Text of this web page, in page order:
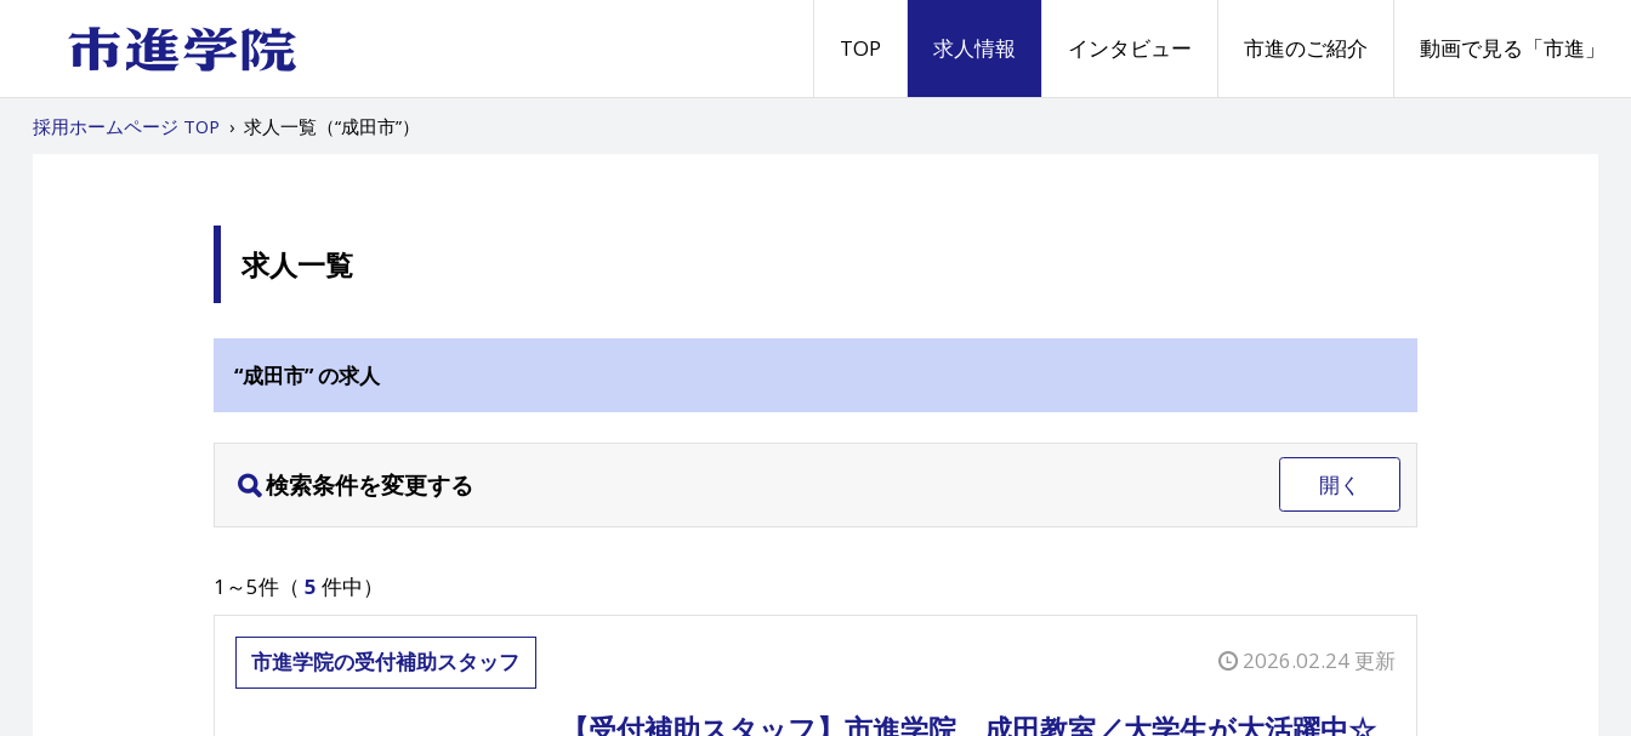
TOP 求人情報 インタビュー 市進のご紹介 動画で見る「市進」
採用ホームページ TOP › 求人一覧（“成田市”）
求人一覧
“成田市” の求人
検索条件を変更する 開く
1～5件（ 5 件中）
市進学院の受付補助スタッフ 2026.02.24 更新